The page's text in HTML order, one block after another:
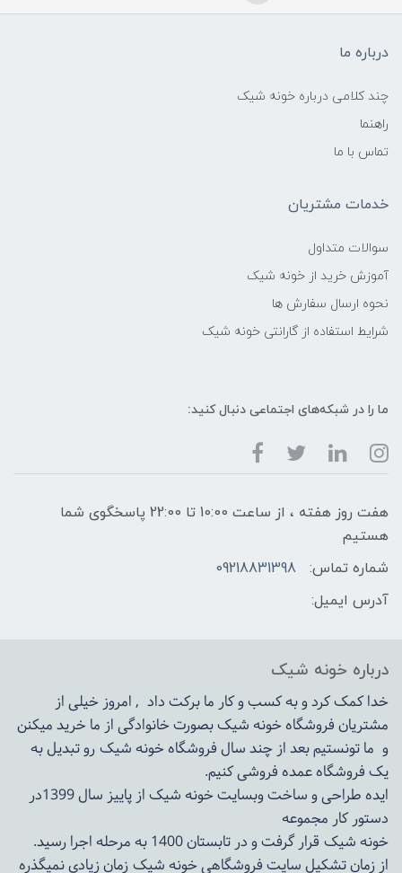
درباره ما
چند کلامی درباره خونه شیک
راهنما
تماس با ما
خدمات مشتریان
سوالات متداول
آموزش خرید از خونه شیک
نحوه ارسال سفارش ها
شرایط استفاده از گارانتی خونه شیک
ما را در شبکه‌های اجتماعی دنبال کنید:
هفت روز هفته ، از ساعت 10:00 تا 22:00 پاسخگوی شما
هستیم
شماره تماس:
09218831398
آدرس ایمیل:
درباره خونه شیک
خدا کمک کرد و به کسب و کار ما برکت داد , امروز خیلی از
مشتریان فروشگاه خونه شیک بصورت خانوادگی از ما خرید میکنن
و ما تونستیم بعد از چند سال فروشگاهخونه شیکرو تبدیل به
یک فروشگاه عمده فروشی کنیم.
ایده طراحی و ساخت وبسایت خونه شیک از پاییز سال 1399در
دستور کار مجموعه
خونه شیک قرار گرفت و در تابستان 1400 به مرحله اجرا رسید.
از زمان تشکیل سایت فروشگاهیخونه شیکزمان زیادی نمیگذره